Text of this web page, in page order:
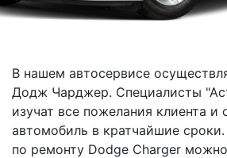
В нашем автосервисе
Додж Чарджер. Специалисты
изучат все пожелания клиента и
автомобиль в кратчайшие
по ремонту Dodge Charger